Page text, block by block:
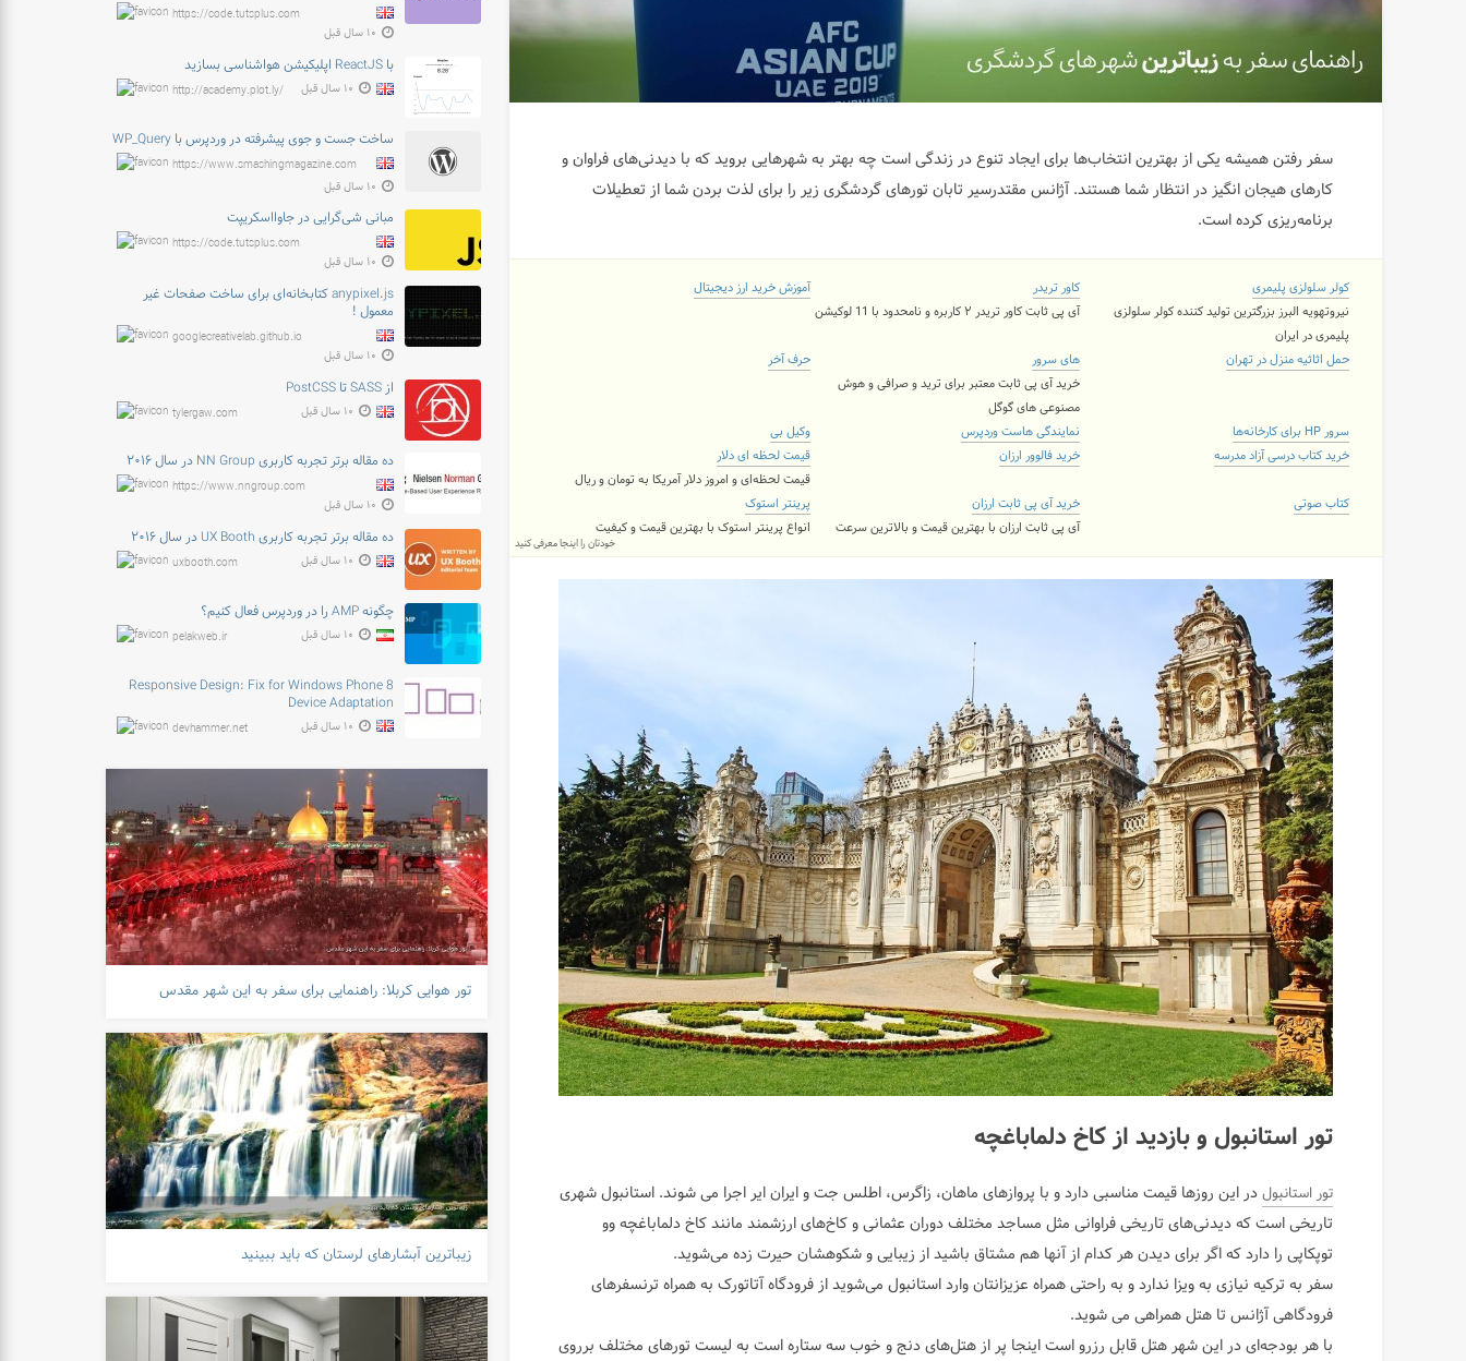
سفر رفتن همیشه یکی از بهترین انتخاب‌ها برای ایجاد تنوع در زندگی است چه بهتر به شهر‌هایی بروید که با دیدنی‌های فراوان و
کارهای هیجان انگیز در انتظار شما هستند. آژانس مقتدرسیر تابان تور‌های گردشگری زیر را برای لذت بردن شما از تعطیلات
برنامه‌ریزی کرده است.
کولر سلولزی پلیمری
نیروتهویه البرز بزرگترین تولید کننده کولر سلولزی
پلیمری در ایران
کاور تریدر
آی پی ثابت کاور تریدر ۲ کاربره و نامحدود با 11 لوکیشن
آموزش خرید ارز دیجیتال
حمل اثاثیه منزل در تهران
های سرور
خرید آی پی ثابت معتبر برای ترید و صرافی و هوش
مصنوعی های گوگل
حرف آخر
سرور HP برای کارخانه‌ها نمایندگی هاست وردپرس
وکیل بی
خرید کتاب درسی آزاد مدرسه
خرید فالوور ارزان
قیمت لحظه ای دلار
قیمت لحظه‌ای و امروز دلار آمریکا به تومان و ریال
کتاب صوتی
خرید آی پی ثابت ارزان
آی پی ثابت ارزان با بهترین قیمت و بالاترین سرعت
پرینتر استوک
انواع پرینتر استوک با بهترین قیمت و کیفیت
خودتان را اینجا معرفی کنید
تور استانبول و بازدید از کاخ دلما‌باغچه
تور استانبولدر این روز‌ها قیمت مناسبی دارد و با پرواز‌های ماهان، زاگرس، اطلس جت و ایران ایر اجرا می شوند. استانبول شهری
تاریخی است که دیدنی‌های تاریخی فراوانی مثل مساجد مختلف دوران عثمانی و کاخ‌های ارزشمند مانند کاخ دلماباغچه وو
توپکاپی را دارد که اگر برای دیدن هر کدام از آنها هم مشتاق باشید از زیبایی و شکو‌هشان حیرت زده می‌شوید.
سفر به ترکیه نیازی به ویزا ندارد و به راحتی همراه عزیزانتان وارد استانبول می‌شوید از فرودگاه آتاتورک به همراه ترنسفر‌های
فرودگاهی آژانس تا هتل همراهی می شوید.
با هر بودجه‌ای در این شهر هتل قابل رزرو است اینجا پر از هتل‌های دنج و خوب سه ستاره است به لیست تورهای مختلف برروی
https://code.tutsplus.com
۱۰ سال قبل
با ReactJS اپلیکیشن هواشناسی بسازید
http://academy.plot.ly/ ۱۰ سال قبل
ساخت جست و جوی پیشرفته در وردپرس با WP_Query
https://www.smashingmagazine.com
۱۰ سال قبل
مبانی شی‌گرایی در جاوااسکریپت
https://code.tutsplus.com
۱۰ سال قبل
anypixel.js کتابخانه‌ای برای ساخت صفحات غیر
معمول !
googlecreativelab.github.io
۱۰ سال قبل
از SASS تا PostCSS
tylergaw.com ۱۰ سال قبل
ده مقاله برتر تجربه کاربری NN Group در سال ۲۰۱۶
https://www.nngroup.com
۱۰ سال قبل
ده مقاله برتر تجربه کاربری UX Booth در سال ۲۰۱۶
uxbooth.com ۱۰ سال قبل
چگونه AMP را در وردپرس فعال کنیم؟
pelakweb.ir ۱۰ سال قبل
Responsive Design: Fix for Windows Phone 8
Device Adaptation
devhammer.net ۱۰ سال قبل
تور هوایی کربلا: راهنمایی برای سفر به این شهر مقدس
زیباترین آبشارهای لرستان که باید ببینید